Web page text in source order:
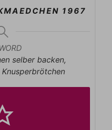
1967
selber backen,